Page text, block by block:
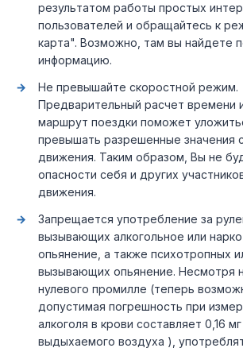
результатом работы простых
пользователей и обращайтесь к
карта". Возможно, там вы найдете
информацию.
Не превышайте скоростной режим.
Предварительный расчет времени
маршрут поездки поможет
превышать разрешенные значения
движения. Таким образом, Вы не
опасности себя и других
движения.
Запрещается употребление за
вызывающих алкогольное или
опьянение, а также психотропных
вызывающих опьянение. Несмотря
нулевого промилле (теперь
допустимая погрешность при
алкоголя в крови составляет 0,16 мг
выдыхаемого воздуха ),